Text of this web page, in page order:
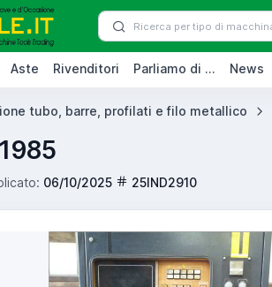
Aste Rivenditori Parliamo di ... News
tubo, barre, profilati e filo metallico
06/10/2025 25IND2910